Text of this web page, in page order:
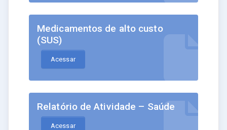
Medicamentos de alto custo
(SUS)
Acessar
Relatório de Atividade – Saúde
Acessar